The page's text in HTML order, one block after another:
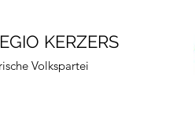
KERZERS
Volkspartei